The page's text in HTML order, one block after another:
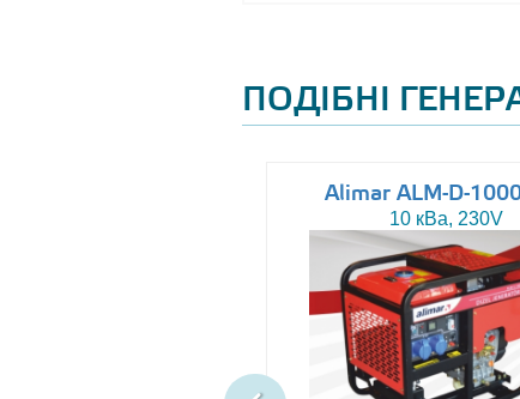
ПОДІБНІ
Alimar ALM-D-
10 кВа, 230V